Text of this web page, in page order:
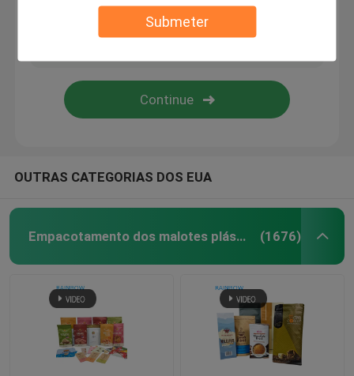
Submeter
empacotamento da caixa de papel
Etiquetas da luva do psiquiatra
Malote dos alimentos para animais de estimação
Sacos inferiores do reforço
Sacos do selo de vácuo do alimento
OUTRAS CATEGORIAS DOS EUA
Empacotamento dos malotes plásticos (1676)